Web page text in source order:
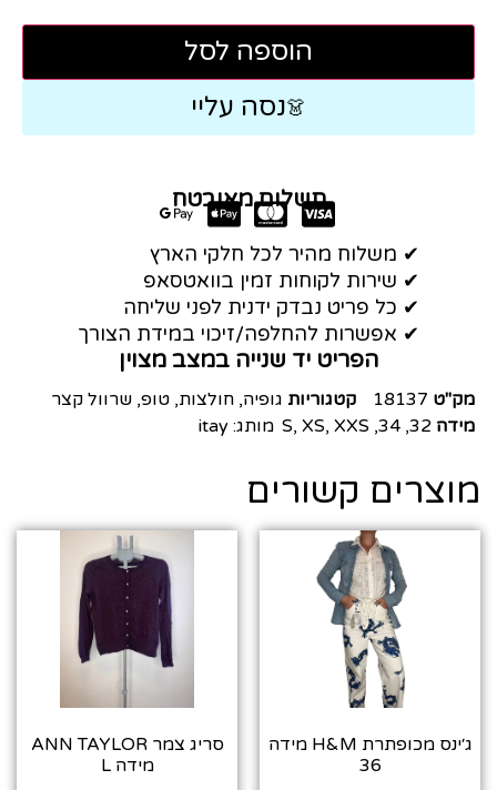
הוספה לסל
👗נסה עליי
תשלום מאובטח
✔ משלוח מהיר לכל חלקי הארץ
✔ שירות לקוחות זמין בוואטסאפ
✔ כל פריט נבדק ידנית לפני שליחה
✔ אפשרות להחלפה/זיכוי במידת הצורך
הפריט יד שנייה במצב מצוין
מק"ט 18137 קטגוריות גופיה, חולצות, טופ, שרוול קצר
מידה 32
,
34
,
S, XS, XXS מותג: itay
מוצרים קשורים
ג׳ינס מכופתרת H&M מידה
36
סריג צמר ANN TAYLOR
מידה L